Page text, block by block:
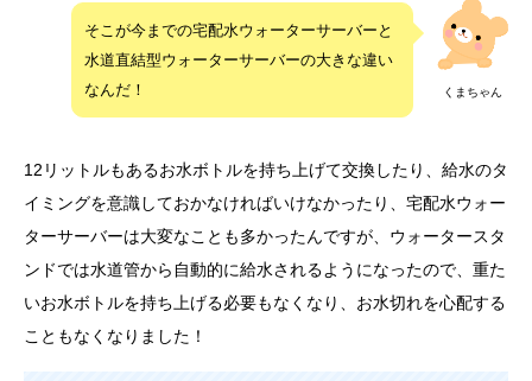
くまちゃん
そこが今までの宅配水ウォーターサーバーと
水道直結型ウォーターサーバーの大きな違い
なんだ！
12リットルもあるお水ボトルを持ち上げて交換したり、給水のタ
イミングを意識しておかなければいけなかったり、宅配水ウォー
ターサーバーは大変なことも多かったんですが、ウォータースタ
ンドでは水道管から自動的に給水されるようになったので、重た
いお水ボトルを持ち上げる必要もなくなり、お水切れを心配する
こともなくなりました！